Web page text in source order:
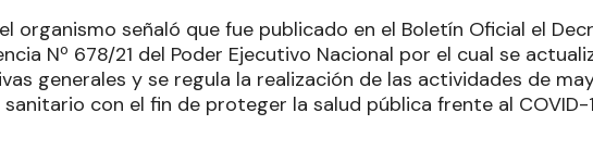
organismo señaló que fue publicado en el Boletín Oficial el
Nº 678/21 del Poder Ejecutivo Nacional por el cual se
generales y se regula la realización de las actividades de
con el fin de proteger la salud pública frente al COVID-